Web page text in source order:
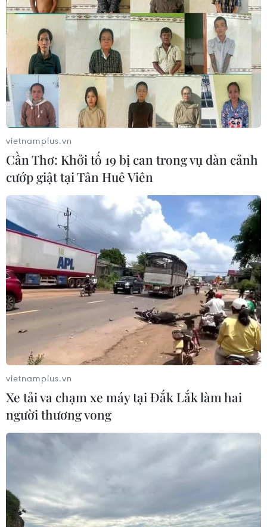
vietnamplus.vn
Cần Thơ: Khởi tố 19 bị can trong vụ dàn cảnh
cướp giật tại Tân Huê Viên
vietnamplus.vn
Xe tải va chạm xe máy tại Đắk Lắk làm hai
người thương vong